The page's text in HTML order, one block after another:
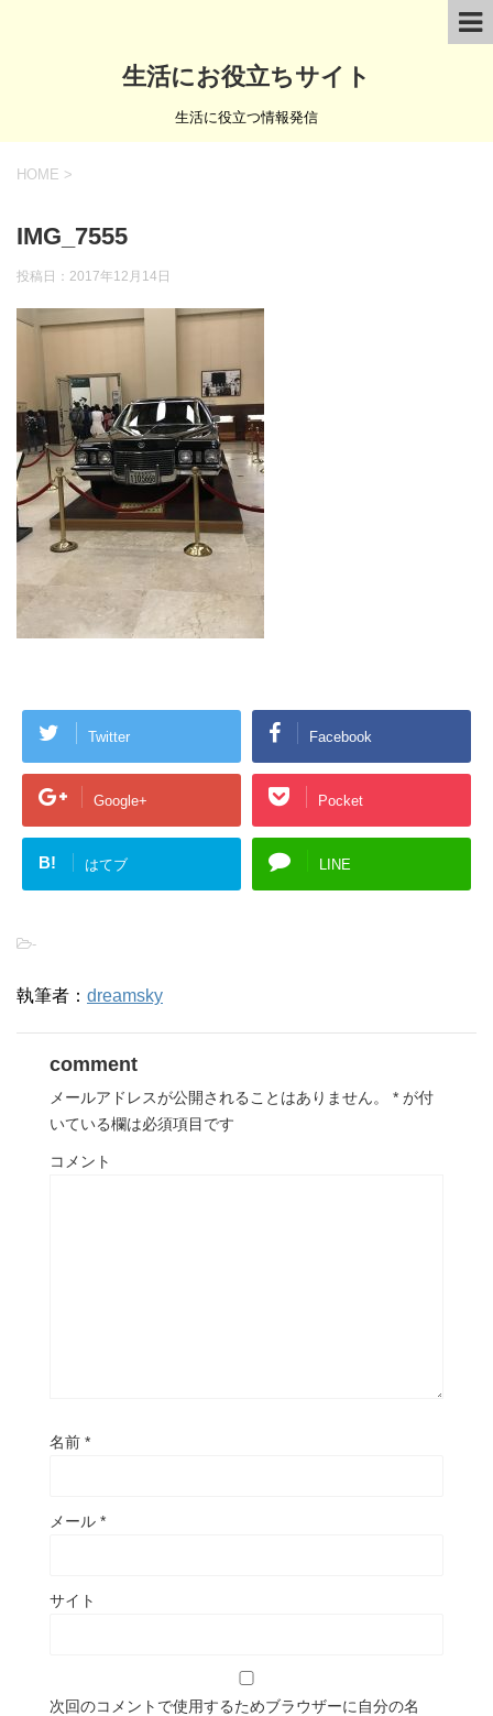
生活にお役立ちサイト
生活に役立つ情報発信
HOME >
IMG_7555
投稿日： 2017年12月14日
Twitter Facebook
Google+ Pocket
B! はてブ LINE
-
執筆者： dreamsky
comment
メールアドレスが公開されることはありません。 * が付
いている欄は必須項目です
コメント
名前 *
メール *
サイト
次回のコメントで使用するためブラウザーに自分の名